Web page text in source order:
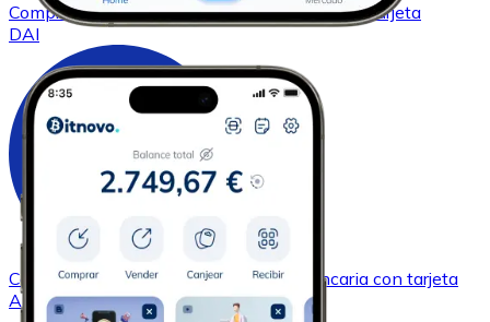
ComprarDAIcon transferencia bancariacon tarjeta
DAI
ComprarCardanocon transferencia bancaria con tarjeta
ADA